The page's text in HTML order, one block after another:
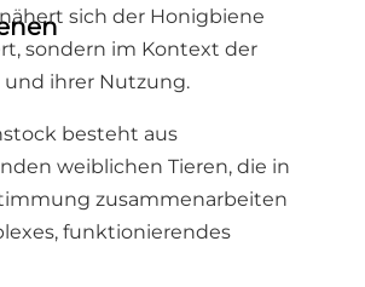
sich der Honigbiene
sondern im Kontext der
und ihrer Nutzung.
besteht aus
weiblichen Tieren, die in
zusammenarbeiten
funktionierendes